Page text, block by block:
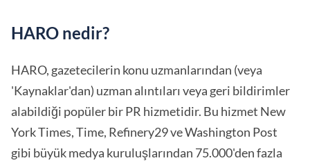
HARO nedir?
HARO, gazetecilerin konu uzmanlarından (veya
'Kaynaklar'dan) uzman alıntıları veya geri bildirimler
alabildiği popüler bir PR hizmetidir. Bu hizmet New
York Times, Time, Refinery29 ve Washington Post
gibi büyük medya kuruluşlarından 75.000'den fazla